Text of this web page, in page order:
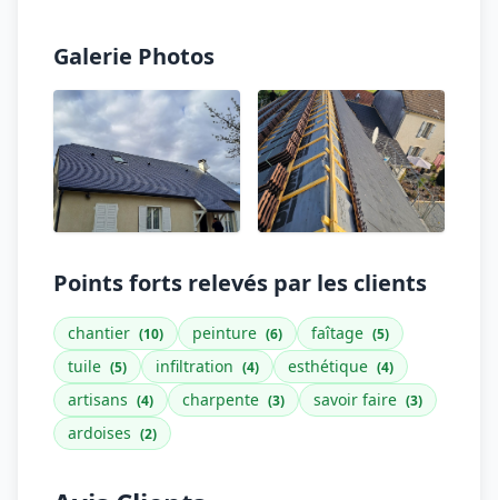
Galerie Photos
Points forts relevés par les clients
chantier (10) peinture (6) faîtage (5)
tuile (5) infiltration (4) esthétique (4)
artisans (4) charpente (3) savoir faire (3)
ardoises (2)